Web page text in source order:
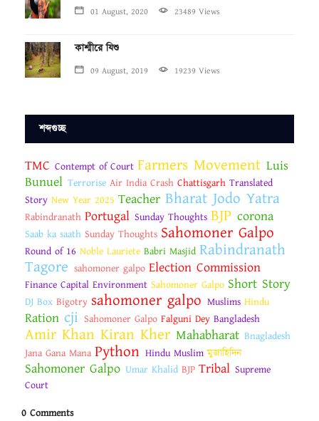
01 August, 2020 23489 Views
কাশ্মীরে যিশু
09 August, 2019 19239 Views
শব্দগুচ্ছ
TMC Contempt of Court Farmers Movement Luis
Bunuel Terrorise Air India Crash Chattisgarh Translated
Story New Year 2025 Teacher Bharat Jodo Yatra
Rabindranath Portugal Sunday Thoughts BJP corona
Saab ka saath Sunday Thoughts Sahomoner Galpo
Round of 16 Noble Lauriete Babri Masjid Rabindranath
Tagore sahomoner galpo Election Commission
Finance Capital Environment Sahomoner Galpo Short Story
DJ Box Bigotry sahomoner galpo Muslims Hindu
Ration cji Sahomoner Galpo Falguni Dey Bangladesh
Amir Khan Kiran Kher Mahabharat Bnagladesh
Jana Gana Mana Python Hindu Muslimমুজাহিদিন
Sahomoner Galpo Umar Khalid BJP Tribal Supreme
Court
0 Comments